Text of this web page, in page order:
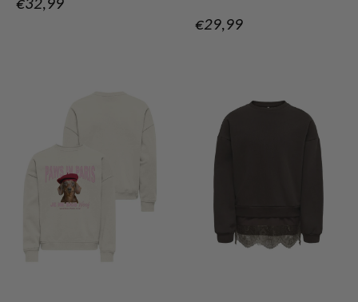
Verkoopprijs
€29,99